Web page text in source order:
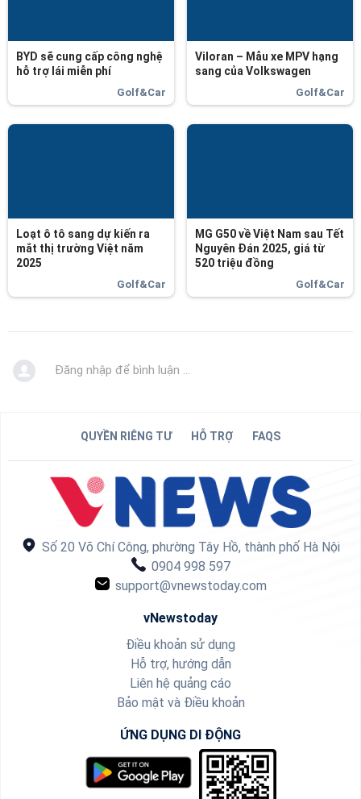
BYD sẽ cung cấp công nghệ
hỗ trợ lái miễn phí
Golf&Car
Viloran – Mẫu xe MPV hạng
sang của Volkswagen
Golf&Car
Loạt ô tô sang dự kiến ra
mắt thị trường Việt năm
2025
Golf&Car
MG G50 về Việt Nam sau Tết
Nguyên Đán 2025, giá từ
520 triệu đồng
Golf&Car
Đăng nhập để bình luận ...
QUYỀN RIÊNG TƯ HỖ TRỢ FAQS
Số 20 Võ Chí Công, phường Tây Hồ, thành phố Hà Nội
0904 998 597
support@vnewstoday.com
vNewstoday
Điều khoản sử dụng
Hỗ trợ, hướng dẫn
Liên hệ quảng cáo
Bảo mật và Điều khoản
ỨNG DỤNG DI ĐỘNG